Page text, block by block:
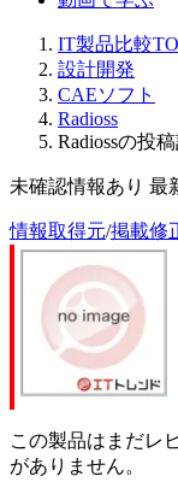
IT製品比較
設計開発
CAEソフト
Radioss
Radiossの投
未確認情報あり 最
情報取得元/掲載修
この製品はまだレ
がありません。